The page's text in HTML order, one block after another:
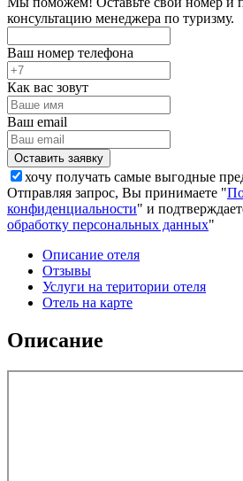
консультацию менеджера по туризму.
Ваш номер телефона
Как вас зовут
Ваш email
хочу получать самые выгодные
Отправляя запрос, Вы принимаете "
конфиденциальности" и
обработку персональных данных"
Описание отеля
Отзывы
Услуги на територии отеля
Отель на карте
Описание